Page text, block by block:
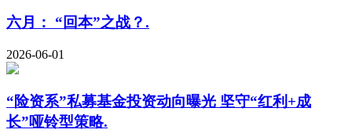
六月： “回本”之战？.
2026-06-01
“险资系”私募基金投资动向曝光 坚守“红利+成
长”哑铃型策略.